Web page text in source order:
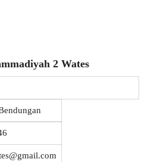
2 Wates